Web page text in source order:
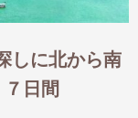
しに北から南
日間